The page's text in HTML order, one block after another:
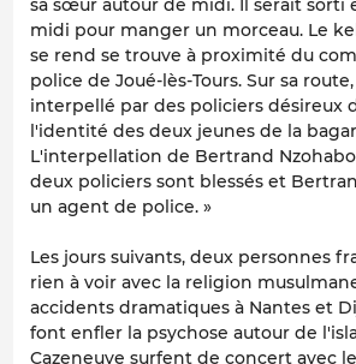
sa sœur autour de midi. Il serait sorti
midi pour manger un morceau. Le
se rend se trouve à proximité du
police de Joué-lès-Tours. Sur sa
interpellé par des policiers désireux
l'identité des deux jeunes de la
L'interpellation de Bertrand
deux policiers sont blessés et
un agent de police. »
Les jours suivants, deux personnes
rien à voir avec la religion
accidents dramatiques à Nantes et
font enfler la psychose autour de
Cazeneuve surfent de concert avec